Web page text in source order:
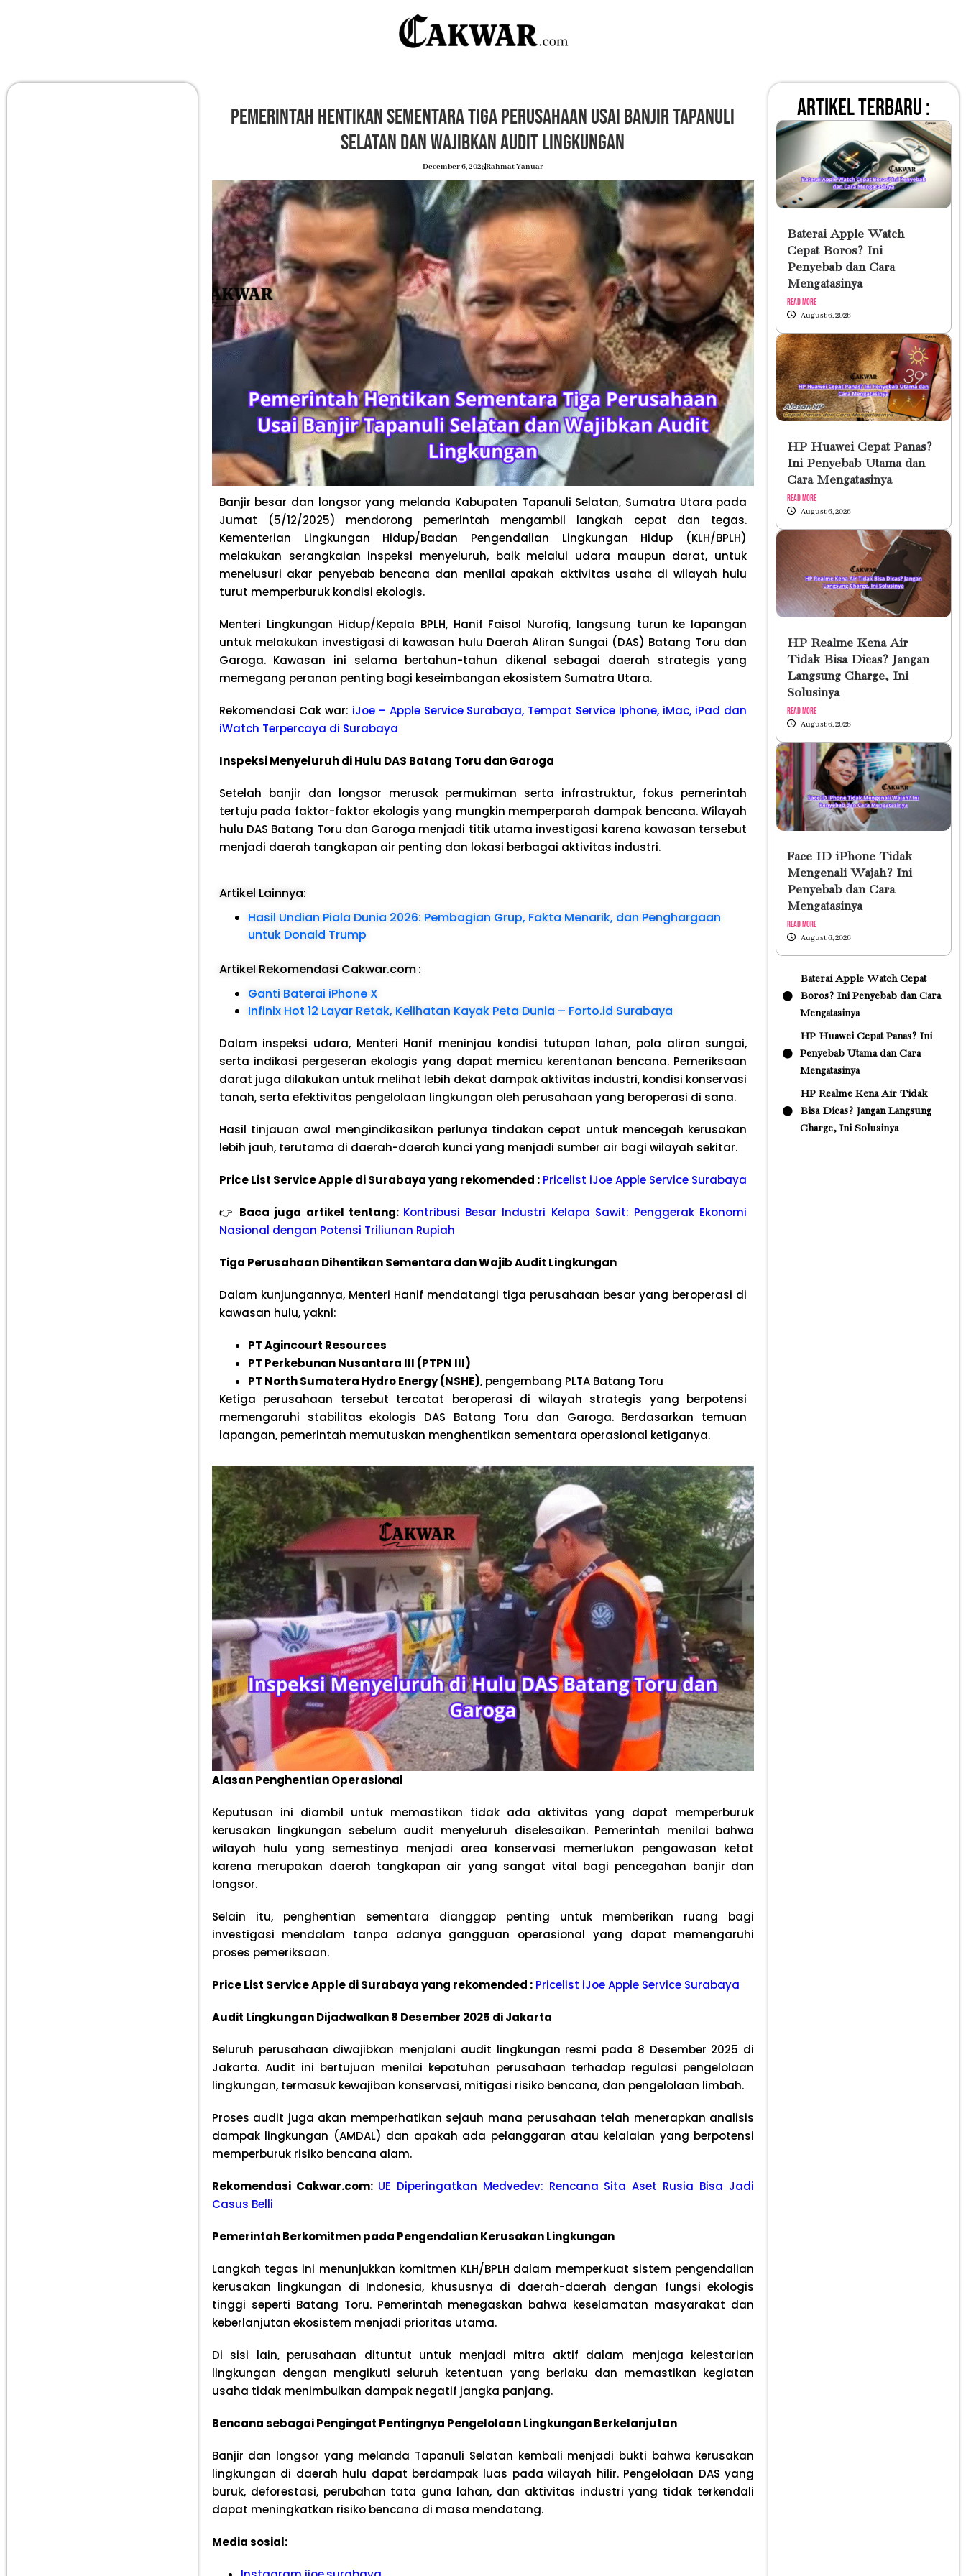
Pemerintah Hentikan Sementara Tiga Perusahaan Usai Banjir Tapanuli
Selatan dan Wajibkan Audit Lingkungan
December 6, 2025Rahmat Yanuar
Banjir besar dan longsor yang melanda Kabupaten Tapanuli Selatan, Sumatra Utara pada
Jumat (5/12/2025) mendorong pemerintah mengambil langkah cepat dan tegas.
Kementerian Lingkungan Hidup/Badan Pengendalian Lingkungan Hidup (KLH/BPLH)
melakukan serangkaian inspeksi menyeluruh, baik melalui udara maupun darat, untuk
menelusuri akar penyebab bencana dan menilai apakah aktivitas usaha di wilayah hulu
turut memperburuk kondisi ekologis.
Menteri Lingkungan Hidup/Kepala BPLH, Hanif Faisol Nurofiq, langsung turun ke lapangan
untuk melakukan investigasi di kawasan hulu Daerah Aliran Sungai (DAS) Batang Toru dan
Garoga. Kawasan ini selama bertahun-tahun dikenal sebagai daerah strategis yang
memegang peranan penting bagi keseimbangan ekosistem Sumatra Utara.
Rekomendasi Cak war: iJoe – Apple Service Surabaya, Tempat Service Iphone, iMac, iPad dan
iWatch Terpercaya di Surabaya
Inspeksi Menyeluruh di Hulu DAS Batang Toru dan Garoga
Setelah banjir dan longsor merusak permukiman serta infrastruktur, fokus pemerintah
tertuju pada faktor-faktor ekologis yang mungkin memperparah dampak bencana. Wilayah
hulu DAS Batang Toru dan Garoga menjadi titik utama investigasi karena kawasan tersebut
menjadi daerah tangkapan air penting dan lokasi berbagai aktivitas industri.
Artikel Lainnya:
Hasil Undian Piala Dunia 2026: Pembagian Grup, Fakta Menarik, dan Penghargaan
untuk Donald Trump
Artikel Rekomendasi Cakwar.com:
Ganti Baterai iPhone X
Infinix Hot 12 Layar Retak, Kelihatan Kayak Peta Dunia – Forto.id Surabaya
Dalam inspeksi udara, Menteri Hanif meninjau kondisi tutupan lahan, pola aliran sungai,
serta indikasi pergeseran ekologis yang dapat memicu kerentanan bencana. Pemeriksaan
darat juga dilakukan untuk melihat lebih dekat dampak aktivitas industri, kondisi konservasi
tanah, serta efektivitas pengelolaan lingkungan oleh perusahaan yang beroperasi di sana.
Hasil tinjauan awal mengindikasikan perlunya tindakan cepat untuk mencegah kerusakan
lebih jauh, terutama di daerah-daerah kunci yang menjadi sumber air bagi wilayah sekitar.
Price List Service Apple di Surabaya yang rekomended : Pricelist iJoe Apple Service Surabaya
👉 Baca juga artikel tentang: Kontribusi Besar Industri Kelapa Sawit: Penggerak Ekonomi
Nasional dengan Potensi Triliunan Rupiah
Tiga Perusahaan Dihentikan Sementara dan Wajib Audit Lingkungan
Dalam kunjungannya, Menteri Hanif mendatangi tiga perusahaan besar yang beroperasi di
kawasan hulu, yakni:
PT Agincourt Resources
PT Perkebunan Nusantara III (PTPN III)
PT North Sumatera Hydro Energy (NSHE), pengembang PLTA Batang Toru
Ketiga perusahaan tersebut tercatat beroperasi di wilayah strategis yang berpotensi
memengaruhi stabilitas ekologis DAS Batang Toru dan Garoga. Berdasarkan temuan
lapangan, pemerintah memutuskan menghentikan sementara operasional ketiganya.
Alasan Penghentian Operasional
Keputusan ini diambil untuk memastikan tidak ada aktivitas yang dapat memperburuk
kerusakan lingkungan sebelum audit menyeluruh diselesaikan. Pemerintah menilai bahwa
wilayah hulu yang semestinya menjadi area konservasi memerlukan pengawasan ketat
karena merupakan daerah tangkapan air yang sangat vital bagi pencegahan banjir dan
longsor.
Selain itu, penghentian sementara dianggap penting untuk memberikan ruang bagi
investigasi mendalam tanpa adanya gangguan operasional yang dapat memengaruhi
proses pemeriksaan.
Price List Service Apple di Surabaya yang rekomended : Pricelist iJoe Apple Service Surabaya
Audit Lingkungan Dijadwalkan 8 Desember 2025 di Jakarta
Seluruh perusahaan diwajibkan menjalani audit lingkungan resmi pada 8 Desember 2025 di
Jakarta. Audit ini bertujuan menilai kepatuhan perusahaan terhadap regulasi pengelolaan
lingkungan, termasuk kewajiban konservasi, mitigasi risiko bencana, dan pengelolaan limbah.
Proses audit juga akan memperhatikan sejauh mana perusahaan telah menerapkan analisis
dampak lingkungan (AMDAL) dan apakah ada pelanggaran atau kelalaian yang berpotensi
memperburuk risiko bencana alam.
Rekomendasi Cakwar.com: UE Diperingatkan Medvedev: Rencana Sita Aset Rusia Bisa Jadi
Casus Belli
Pemerintah Berkomitmen pada Pengendalian Kerusakan Lingkungan
Langkah tegas ini menunjukkan komitmen KLH/BPLH dalam memperkuat sistem pengendalian
kerusakan lingkungan di Indonesia, khususnya di daerah-daerah dengan fungsi ekologis
tinggi seperti Batang Toru. Pemerintah menegaskan bahwa keselamatan masyarakat dan
keberlanjutan ekosistem menjadi prioritas utama.
Di sisi lain, perusahaan dituntut untuk menjadi mitra aktif dalam menjaga kelestarian
lingkungan dengan mengikuti seluruh ketentuan yang berlaku dan memastikan kegiatan
usaha tidak menimbulkan dampak negatif jangka panjang.
Bencana sebagai Pengingat Pentingnya Pengelolaan Lingkungan Berkelanjutan
Banjir dan longsor yang melanda Tapanuli Selatan kembali menjadi bukti bahwa kerusakan
lingkungan di daerah hulu dapat berdampak luas pada wilayah hilir. Pengelolaan DAS yang
buruk, deforestasi, perubahan tata guna lahan, dan aktivitas industri yang tidak terkendali
dapat meningkatkan risiko bencana di masa mendatang.
Media sosial:
artikel terbaru :
Baterai Apple Watch
Cepat Boros? Ini
Penyebab dan Cara
Mengatasinya
Read More
August 6, 2026
HP Huawei Cepat Panas?
Ini Penyebab Utama dan
Cara Mengatasinya
Read More
August 6, 2026
HP Realme Kena Air
Tidak Bisa Dicas? Jangan
Langsung Charge, Ini
Solusinya
Read More
August 6, 2026
Face ID iPhone Tidak
Mengenali Wajah? Ini
Penyebab dan Cara
Mengatasinya
Read More
August 6, 2026
Baterai Apple Watch Cepat
Boros? Ini Penyebab dan Cara
Mengatasinya
HP Huawei Cepat Panas? Ini
Penyebab Utama dan Cara
Mengatasinya
HP Realme Kena Air Tidak
Bisa Dicas? Jangan Langsung
Charge, Ini Solusinya